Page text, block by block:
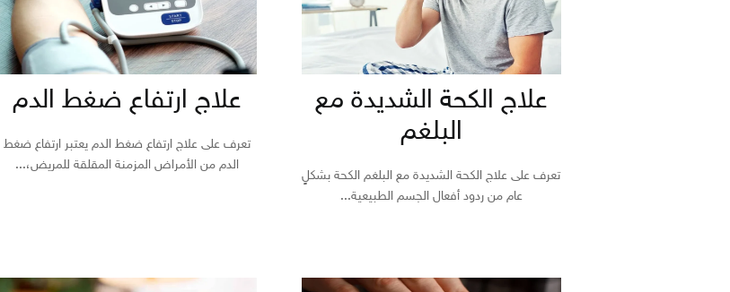
علاج الكحة الشديدة مع
البلغم
تعرف على علاج الكحة الشديدة مع البلغم الكحة بشكلٍ
عام من ردود أفعال الجسم الطبيعية...
علاج ارتفاع ضغط الدم
تعرف على علاج ارتفاع ضغط الدم يعتبر ارتفاع ضغط
الدم من الأمراض المزمنة المقلقة للمريض،...